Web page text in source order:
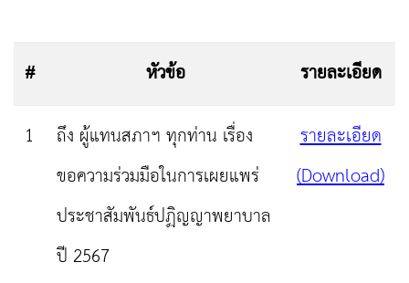
# หัวข้อ
รายละเอียด
1
ถึง ผู้แทนสภาฯ ทุกท่าน เรื่อง
ขอความร่วมมือในการเผยแพร่
ประชาสัมพันธ์ปฏิญญาพยาบาล
ปี 2567
รายละเอียด
(Download)